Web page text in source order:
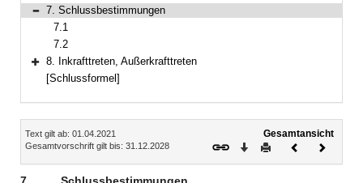
Bereich reduzieren
7. Schlussbestimmungen
7.1
7.2
Bereich erweitern
8. Inkrafttreten, Außerkrafttreten
[Schlussformel]
Inhalt
Text gilt ab: 01.04.2021
Gesamtvorschrift gilt bis: 31.12.2028
Gesamtansicht
Download
DruckenVorheriges